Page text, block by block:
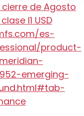
cierre de Agosto
I1 USD
es-
product-
emerging-